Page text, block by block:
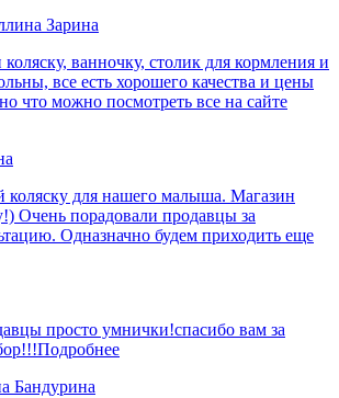
Зарина
ванночку, столик для кормления и
все есть хорошего качества и цены
что можно посмотреть все на сайте
коляску для нашего малыша. Магазин
Очень порадовали продавцы за
Одназначно будем приходить еще
просто умнички!спасибо вам за
Подробнее
Бандурина